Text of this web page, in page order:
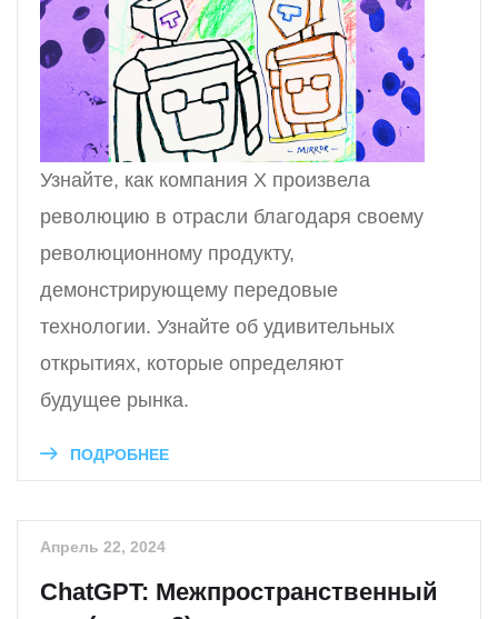
Узнайте, как компания X произвела
революцию в отрасли благодаря своему
революционному продукту,
демонстрирующему передовые
технологии. Узнайте об удивительных
открытиях, которые определяют
будущее рынка.
ПОДРОБНЕЕ
Апрель 22, 2024
ChatGPT: Межпространственный